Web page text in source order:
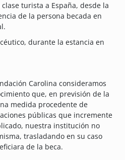
turista a España, desde la
de la persona becada en
durante la estancia en
Carolina consideramos
que, en previsión de la
medida procedente de
públicas que incremente
nuestra institución no
trasladando en su caso
de la beca.